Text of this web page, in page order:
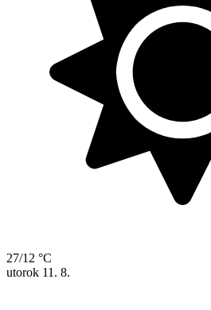
27/12 °C
utorok 11. 8.